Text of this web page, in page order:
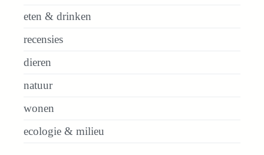
eten & drinken
recensies
dieren
natuur
wonen
ecologie & milieu